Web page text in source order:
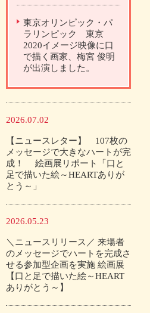
東京オリンピック・パ
ラリンピック 東京
2020イメージ映像に口
で描く画家、梅宮 俊明
が出演しました。
2026.07.02
【ニュースレター】 107枚の
メッセージで大きなハートが完
成！ 絵画展リポート「口と
足で描いた絵～HEARTありが
とう～」
2026.05.23
＼ニュースリリース／ 来場者
のメッセージでハートを完成さ
せる参加型企画を実施 絵画展
【口と足で描いた絵～HEART
ありがとう～】